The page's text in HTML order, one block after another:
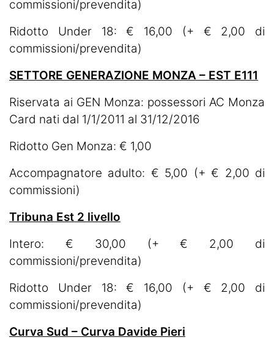
commissioni/prevendita)
Ridotto Under 18: € 16,00 (+ € 2,00 di
commissioni/prevendita)
SETTORE GENERAZIONE MONZA – EST E111
Riservata ai GEN Monza: possessori AC Monza
Card nati dal 1/1/2011 al 31/12/2016
Ridotto Gen Monza: € 1,00
Accompagnatore adulto: € 5,00 (+ € 2,00 di
commissioni)
Tribuna Est 2 livello
Intero: € 30,00 (+ € 2,00 di
commissioni/prevendita)
Ridotto Under 18: € 16,00 (+ € 2,00 di
commissioni/prevendita)
Curva Sud – Curva Davide Pieri